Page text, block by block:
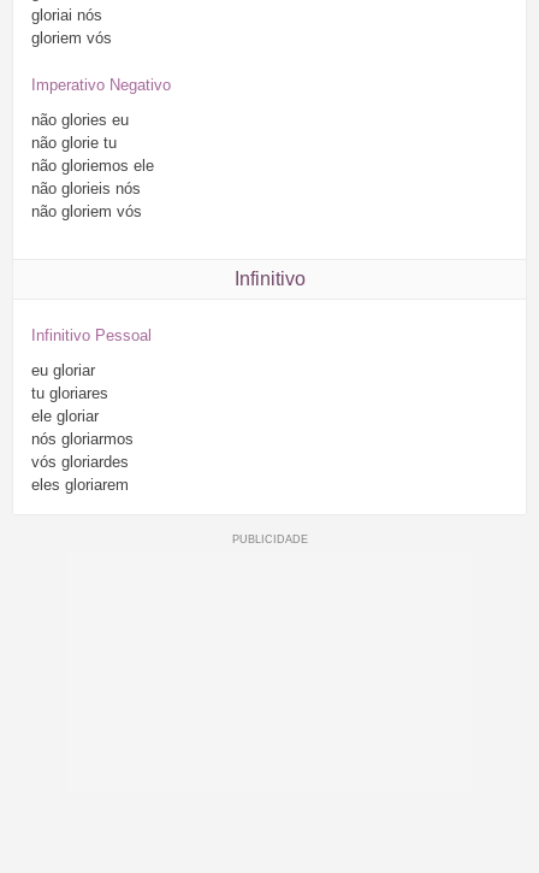
gloriai nós
gloriem vós
Imperativo Negativo
não glories eu
não glorie tu
não gloriemos ele
não glorieis nós
não gloriem vós
Infinitivo
Infinitivo Pessoal
eu gloriar
tu gloriares
ele gloriar
nós gloriarmos
vós gloriardes
eles gloriarem